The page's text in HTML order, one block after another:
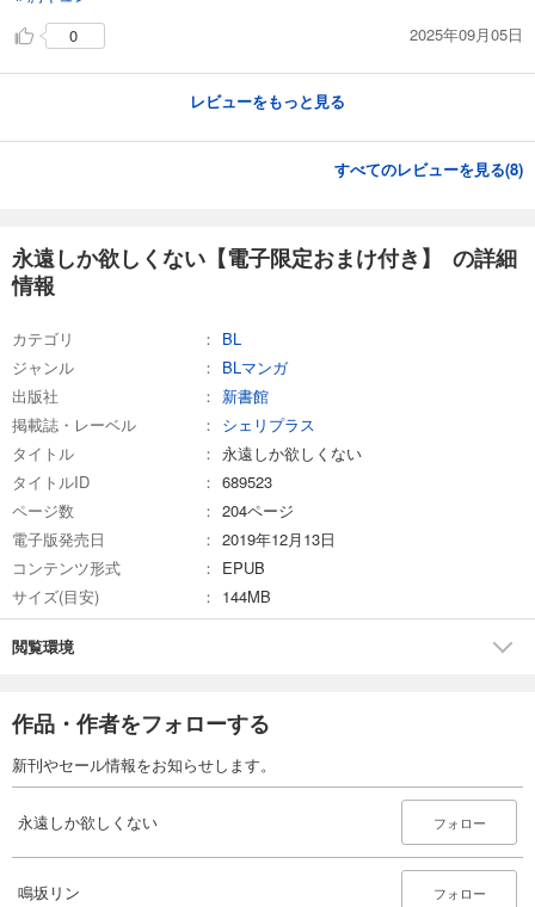
0
2025年09月05日
レビューをもっと見る
すべてのレビューを見る(8)
永遠しか欲しくない【電子限定おまけ付き】 の詳細
情報
カテゴリ
BL
ジャンル
BLマンガ
出版社
新書館
掲載誌・レーベル
シェリプラス
タイトル
永遠しか欲しくない
タイトルID
689523
ページ数
204ページ
電子版発売日
2019年12月13日
コンテンツ形式
EPUB
サイズ(目安)
144MB
閲覧環境
作品・作者をフォローする
新刊やセール情報をお知らせします。
永遠しか欲しくない フォロー
鳴坂リン フォロー